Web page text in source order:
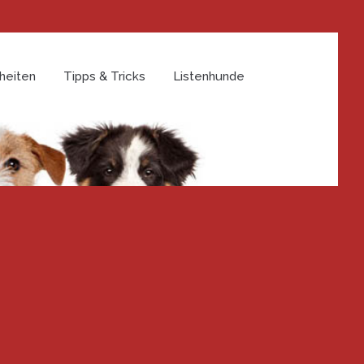
Tipps & Tricks Listenhunde